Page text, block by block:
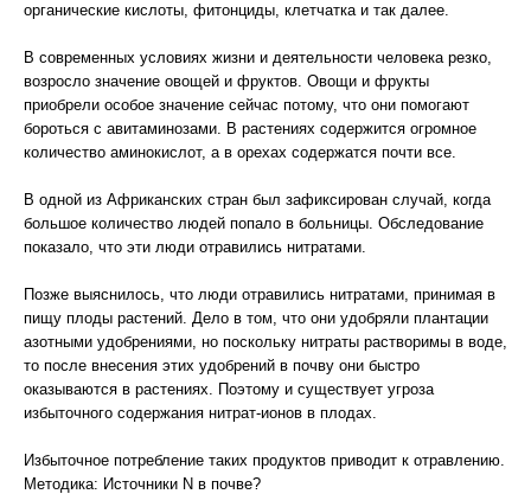
органические кислоты, фитонциды, клетчатка и так далее.
В современных условиях жизни и деятельности человека резко,
возросло значение овощей и фруктов. Овощи и фрукты
приобрели особое значение сейчас потому, что они помогают
бороться с авитаминозами. В растениях содержится огромное
количество аминокислот, а в орехах содержатся почти все.
В одной из Африканских стран был зафиксирован случай, когда
большое количество людей попало в больницы. Обследование
показало, что эти люди отравились нитратами.
Позже выяснилось, что люди отравились нитратами, принимая в
пищу плоды растений. Дело в том, что они удобряли плантации
азотными удобрениями, но поскольку нитраты растворимы в воде,
то после внесения этих удобрений в почву они быстро
оказываются в растениях. Поэтому и существует угроза
избыточного содержания нитрат-ионов в плодах.
Избыточное потребление таких продуктов приводит к отравлению.
Методика: Источники N в почве?